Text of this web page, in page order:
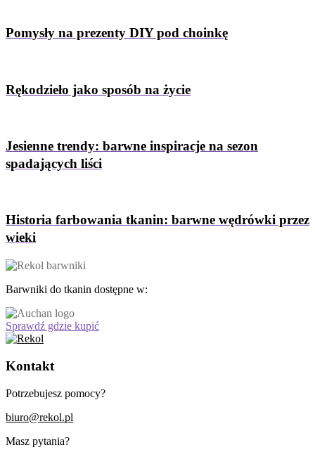
Pomysły na prezenty DIY pod choinkę
Rękodzieło jako sposób na życie
Jesienne trendy: barwne inspiracje na sezon
spadających liści
Historia farbowania tkanin: barwne wędrówki przez
wieki
Barwniki do tkanin dostępne w:
Sprawdź gdzie kupić
Kontakt
Potrzebujesz pomocy?
biuro@rekol.pl
Masz pytania?